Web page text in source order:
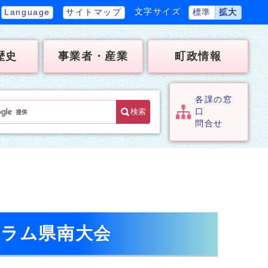
Language サイトマップ 文字サイズ 標準 拡大
史 事業者・産業 町政情報
検索
各課の窓
口
問合せ
ム県南大会